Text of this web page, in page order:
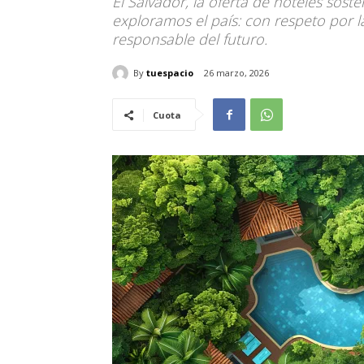
exploramos el país: con respeto por
responsable del futuro.
By tuespacio 26 marzo, 2026
Cuota